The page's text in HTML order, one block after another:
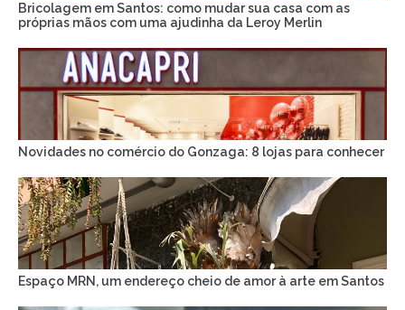
Bricolagem em Santos: como mudar sua casa com as
próprias mãos com uma ajudinha da Leroy Merlin
Novidades no comércio do Gonzaga: 8 lojas para conhecer
Espaço MRN, um endereço cheio de amor à arte em Santos